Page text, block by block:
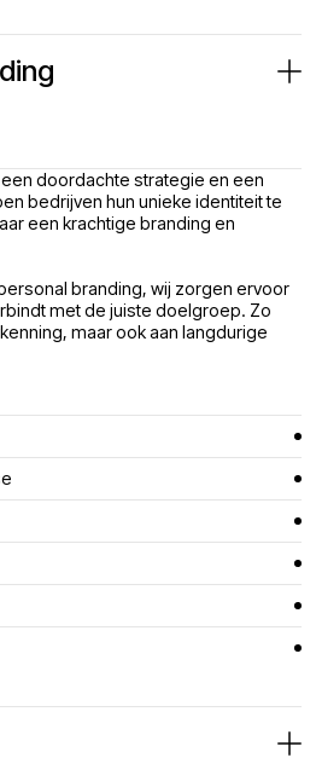
doordachte strategie en een
bedrijven hun unieke identiteit te
een krachtige branding en
branding, wij zorgen ervoor
met de juiste doelgroep. Zo
maar ook aan langdurige